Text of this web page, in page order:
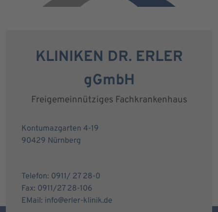
KLINIKEN DR. ERLER
gGmbH
Freigemeinnütziges Fachkrankenhaus
Kontumazgarten 4-19
90429 Nürnberg
Telefon: 0911/ 27 28-0
Fax: 0911/27 28-106
EMail: info@erler-klinik.de